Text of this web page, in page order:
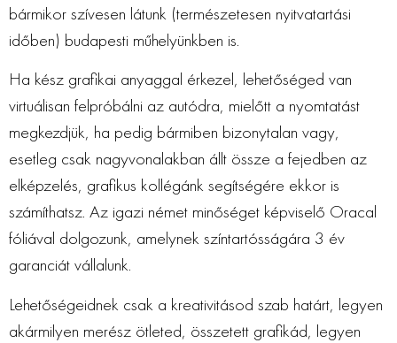
bármikor szívesen látunk (természetesen nyitvatartási
időben) budapesti műhelyünkben is.
Ha kész grafikai anyaggal érkezel, lehetőséged van
virtuálisan felpróbálni az autódra, mielőtt a nyomtatást
megkezdjük, ha pedig bármiben bizonytalan vagy,
esetleg csak nagyvonalakban állt össze a fejedben az
elképzelés, grafikus kollégánk segítségére ekkor is
számíthatsz. Az igazi német minőséget képviselő Oracal
fóliával dolgozunk, amelynek színtartósságára 3 év
garanciát vállalunk.
Lehetőségeidnek csak a kreativitásod szab határt, legyen
akármilyen merész ötleted, összetett grafikád, legyen